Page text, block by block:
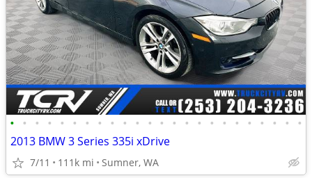
• • • • • • • • • • • • • • • • • • • • • • • •
2013 BMW 3 Series 335i xDrive
7/11 111k mi Sumner, WA